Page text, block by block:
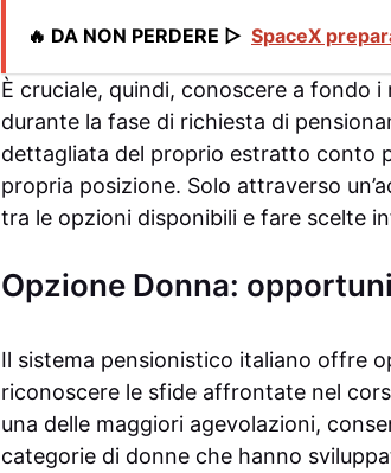
🔥 DA NON PERDERE ▷ SpaceX
È cruciale, quindi, conoscere a fondo
durante la fase di richiesta di
dettagliata del proprio estratto conto
propria posizione. Solo attraverso
tra le opzioni disponibili e fare scelte
Opzione Donna:
Il sistema pensionistico italiano offre
riconoscere le sfide affrontate nel
una delle maggiori agevolazioni,
categorie di donne che hanno